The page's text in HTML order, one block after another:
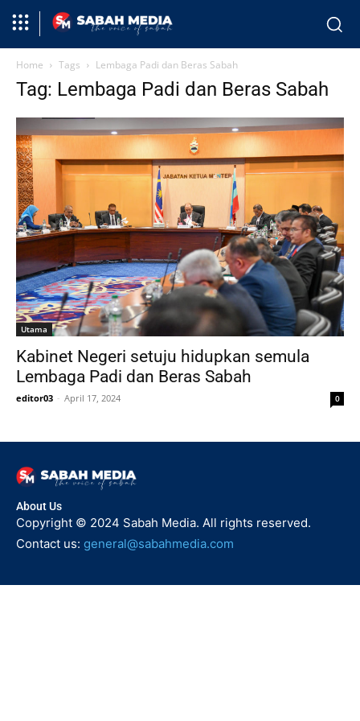
Home Tags Lembaga Padi dan Beras Sabah
Tag: Lembaga Padi dan Beras Sabah
Utama
Kabinet Negeri setuju hidupkan semula
Lembaga Padi dan Beras Sabah
editor03 - April 17, 2024 0
About Us
Copyright © 2024 Sabah Media. All rights reserved.
Contact us: general@sabahmedia.com